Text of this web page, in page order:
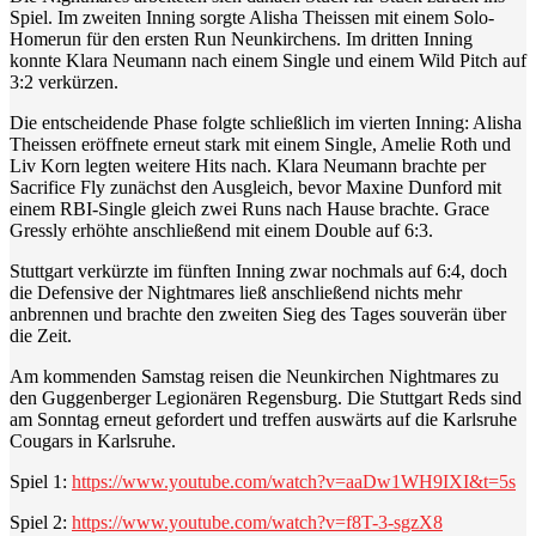
Spiel. Im zweiten Inning sorgte Alisha Theissen mit einem Solo-
Homerun für den ersten Run Neunkirchens. Im dritten Inning
konnte Klara Neumann nach einem Single und einem Wild Pitch auf
3:2 verkürzen.
Die entscheidende Phase folgte schließlich im vierten Inning: Alisha
Theissen eröffnete erneut stark mit einem Single, Amelie Roth und
Liv Korn legten weitere Hits nach. Klara Neumann brachte per
Sacrifice Fly zunächst den Ausgleich, bevor Maxine Dunford mit
einem RBI-Single gleich zwei Runs nach Hause brachte. Grace
Gressly erhöhte anschließend mit einem Double auf 6:3.
Stuttgart verkürzte im fünften Inning zwar nochmals auf 6:4, doch
die Defensive der Nightmares ließ anschließend nichts mehr
anbrennen und brachte den zweiten Sieg des Tages souverän über
die Zeit.
Am kommenden Samstag reisen die Neunkirchen Nightmares zu
den Guggenberger Legionären Regensburg. Die Stuttgart Reds sind
am Sonntag erneut gefordert und treffen auswärts auf die Karlsruhe
Cougars in Karlsruhe.
Spiel 1: https://www.youtube.com/watch?v=aaDw1WH9IXI&t=5s
Spiel 2: https://www.youtube.com/watch?v=f8T-3-sgzX8